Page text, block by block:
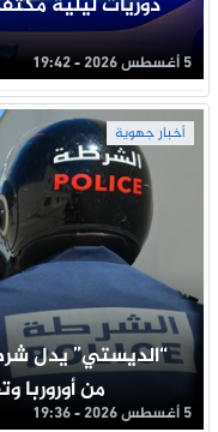
5 أغسطس 2026 - 19:42
أخبار جهوية
“الديستي” يدل
من أوروربا
5 أغسطس 2026 - 19:36